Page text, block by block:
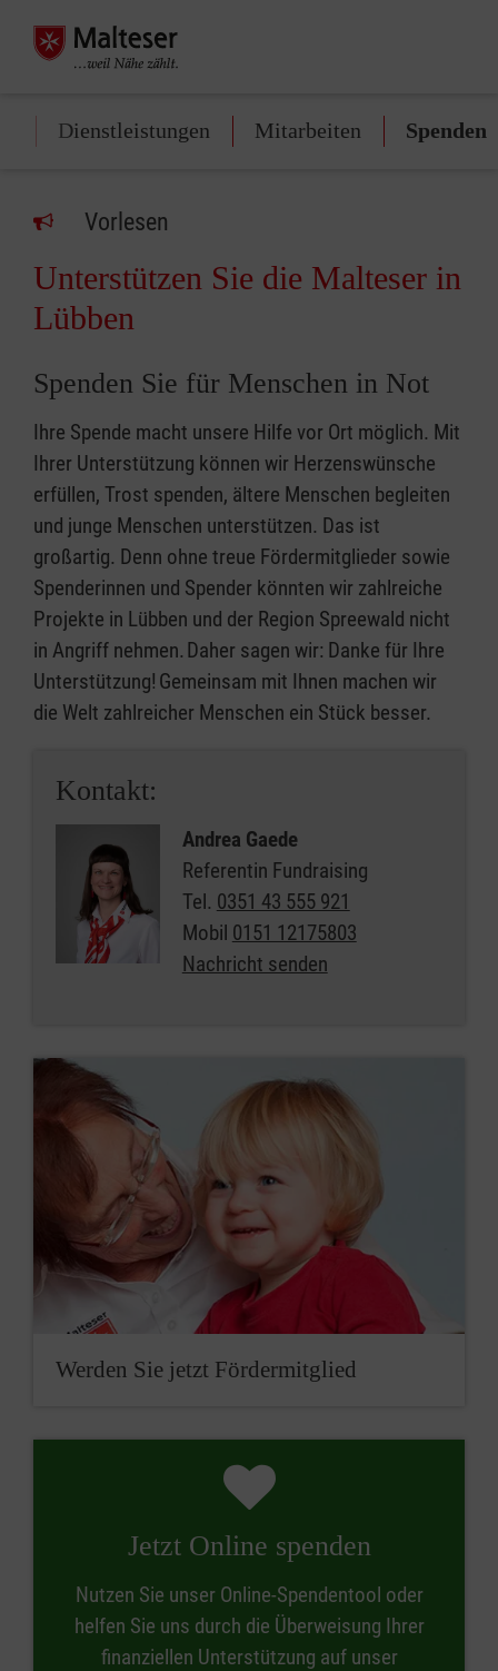
Dienstleistungen Mitarbeiten Spenden
Vorlesen
Unterstützen Sie die Malteser in
Lübben
Spenden Sie für Menschen in Not
Ihre Spende macht unsere Hilfe vor Ort möglich. Mit
Ihrer Unterstützung können wir Herzenswünsche
erfüllen, Trost spenden, ältere Menschen begleiten
und junge Menschen unterstützen. Das ist
großartig. Denn ohne treue Fördermitglieder sowie
Spenderinnen und Spender könnten wir zahlreiche
Projekte in Lübben und der Region Spreewald nicht
in Angriff nehmen. Daher sagen wir: Danke für Ihre
Unterstützung! Gemeinsam mit Ihnen machen wir
die Welt zahlreicher Menschen ein Stück besser.
Kontakt:
Andrea Gaede
Referentin Fundraising
Tel. 0351 43 555 921
Mobil 0151 12175803
Nachricht senden
Werden Sie jetzt Fördermitglied
Jetzt Online spenden
Nutzen Sie unser Online-Spendentool oder
helfen Sie uns durch die Überweisung Ihrer
finanziellen Unterstützung auf unser